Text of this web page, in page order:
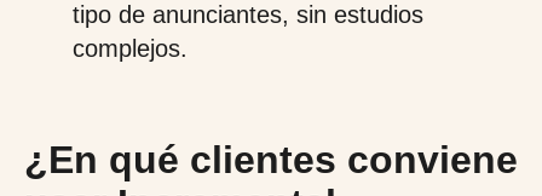
tipo de anunciantes, sin estudios
complejos.
¿En qué clientes conviene